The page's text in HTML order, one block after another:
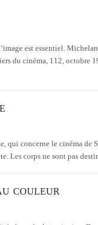
est essentiel.
du cinéma, 112, octobre
qui concerne le cinéma de
Les corps ne sont pas
COULEUR